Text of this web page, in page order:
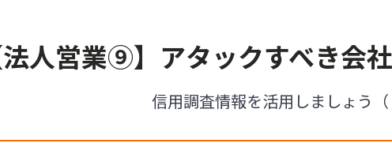
法人営業⑨】アタックすべき会
信用調査情報を活用しましょう（